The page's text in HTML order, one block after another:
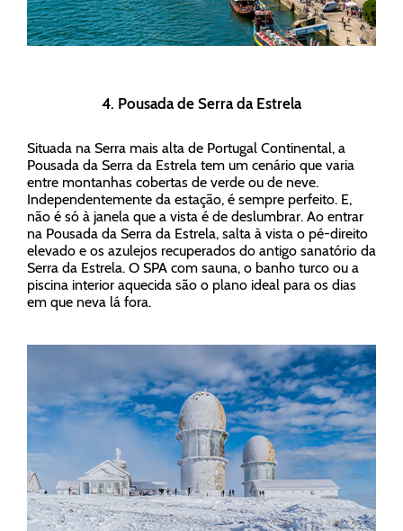
4. Pousada de Serra da Estrela
Situada na Serra mais alta de Portugal Continental, a
Pousada da Serra da Estrela tem um cenário que varia
entre montanhas cobertas de verde ou de neve.
Independentemente da estação, é sempre perfeito. E,
não é só à janela que a vista é de deslumbrar. Ao entrar
na Pousada da Serra da Estrela, salta à vista o pé-direito
elevado e os azulejos recuperados do antigo sanatório da
Serra da Estrela. O SPA com sauna, o banho turco ou a
piscina interior aquecida são o plano ideal para os dias
em que neva lá fora.